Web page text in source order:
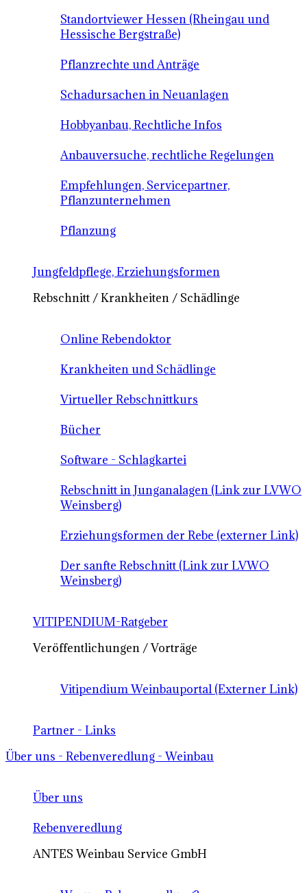
Standortviewer Hessen (Rheingau und
Hessische Bergstraße)
Pflanzrechte und Anträge
Schadursachen in Neuanlagen
Hobbyanbau, Rechtliche Infos
Anbauversuche, rechtliche Regelungen
Empfehlungen, Servicepartner,
Pflanzunternehmen
Pflanzung
Jungfeldpflege, Erziehungsformen
Rebschnitt / Krankheiten / Schädlinge
Online Rebendoktor
Krankheiten und Schädlinge
Virtueller Rebschnittkurs
Bücher
Software - Schlagkartei
Rebschnitt in Junganalagen (Link zur LVWO
Weinsberg)
Erziehungsformen der Rebe (externer Link)
Der sanfte Rebschnitt (Link zur LVWO
Weinsberg)
VITIPENDIUM-Ratgeber
Veröffentlichungen / Vorträge
Vitipendium Weinbauportal (Externer Link)
Partner - Links
Über uns - Rebenveredlung - Weinbau
Über uns
Rebenveredlung
ANTES Weinbau Service GmbH